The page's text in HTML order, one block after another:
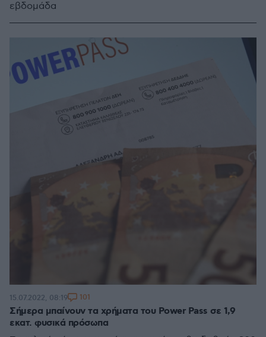
εβδομάδα
Σήμερα μπαίνουν τα χρήματα του Power Pass σε 1,9
εκατ. φυσικά πρόσωπα
15.07.2022, 08:19 101